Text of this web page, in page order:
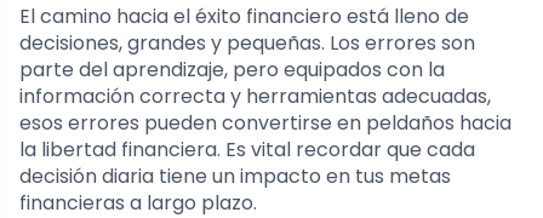
El camino hacia el éxito financiero está lleno de
decisiones, grandes y pequeñas. Los errores son
parte del aprendizaje, pero equipados con la
información correcta y herramientas adecuadas,
esos errores pueden convertirse en peldaños hacia
la libertad financiera. Es vital recordar que cada
decisión diaria tiene un impacto en tus metas
financieras a largo plazo.